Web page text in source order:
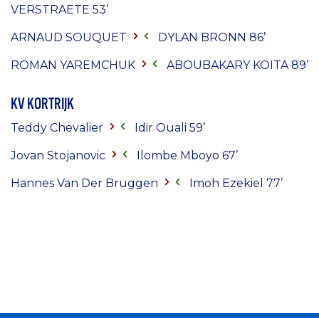
VERSTRAETE 53’
ARNAUD SOUQUET DYLAN BRONN 86’
ROMAN YAREMCHUK ABOUBAKARY KOITA89’
KV KORTRIJK
Teddy Chevalier Idir Ouali 59’
Jovan Stojanovic Ilombe Mboyo 67’
Hannes Van Der Bruggen Imoh Ezekiel 77’